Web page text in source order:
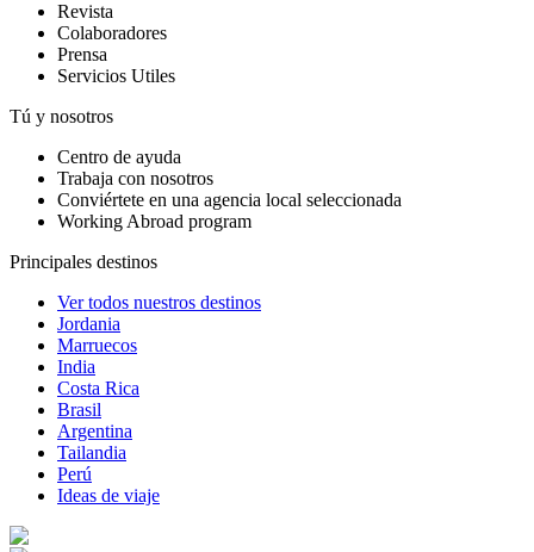
Revista
Colaboradores
Prensa
Servicios Utiles
Tú y nosotros
Centro de ayuda
Trabaja con nosotros
Conviértete en una agencia local seleccionada
Working Abroad program
Principales destinos
Ver todos nuestros destinos
Jordania
Marruecos
India
Costa Rica
Brasil
Argentina
Tailandia
Perú
Ideas de viaje